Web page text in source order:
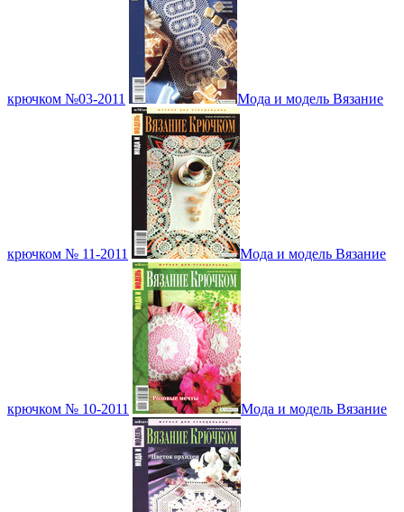
крючком №03-2011 Мода и модель Вязание
крючком № 11-2011 Мода и модель Вязание
крючком № 10-2011 Мода и модель Вязание